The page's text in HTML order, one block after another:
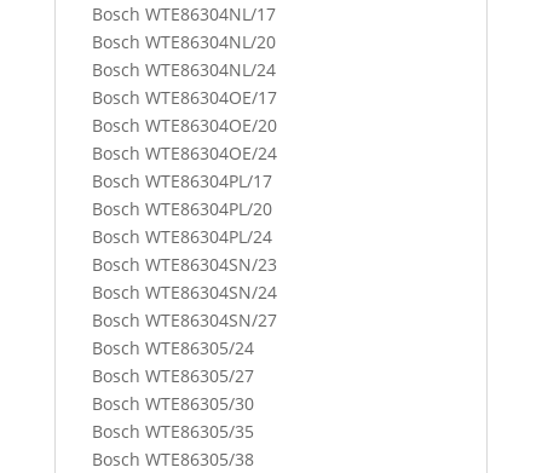
Bosch WTE86304NL/17
Bosch WTE86304NL/20
Bosch WTE86304NL/24
Bosch WTE86304OE/17
Bosch WTE86304OE/20
Bosch WTE86304OE/24
Bosch WTE86304PL/17
Bosch WTE86304PL/20
Bosch WTE86304PL/24
Bosch WTE86304SN/23
Bosch WTE86304SN/24
Bosch WTE86304SN/27
Bosch WTE86305/24
Bosch WTE86305/27
Bosch WTE86305/30
Bosch WTE86305/35
Bosch WTE86305/38